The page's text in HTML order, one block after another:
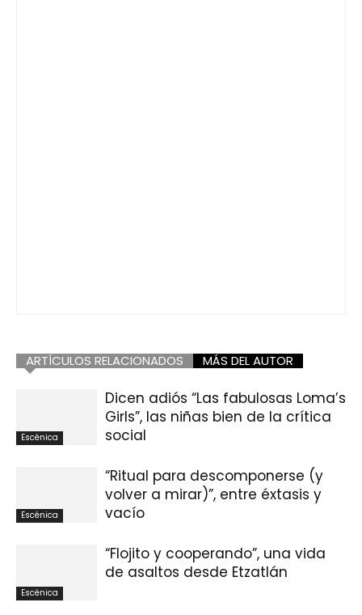
ARTÍCULOS RELACIONADOS MÁS DEL AUTOR
Escénica
Dicen adiós “Las fabulosas Loma’s
Girls”, las niñas bien de la crítica
social
Escénica
“Ritual para descomponerse (y
volver a mirar)”, entre éxtasis y
vacío
Escénica
“Flojito y cooperando”, una vida
de asaltos desde Etzatlán